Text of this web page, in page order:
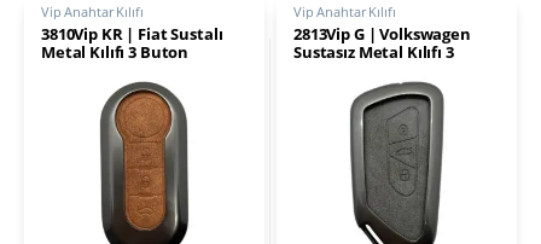
Vip Anahtar Kılıfı
3810Vip KR | Fiat Sustalı
Metal Kılıfı 3 Buton
Vip Anahtar Kılıfı
2813Vip G | Volkswagen
Sustasız Metal Kılıfı 3